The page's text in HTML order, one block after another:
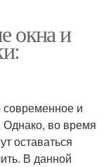
окна и
современное и
во время
оставаться
В данной